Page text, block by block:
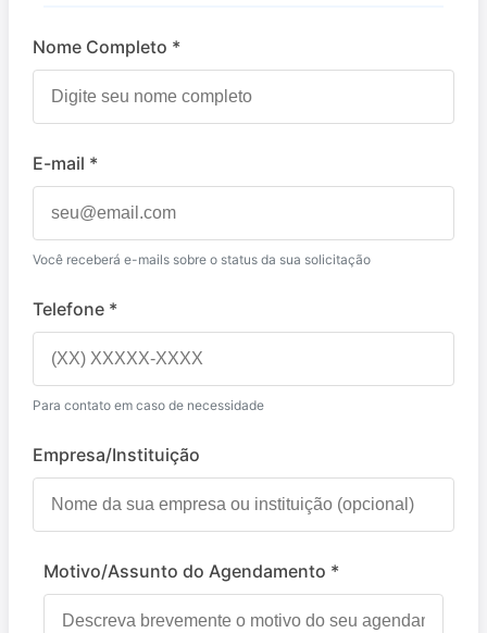
Nome Completo *
E-mail *
Você receberá e-mails sobre o status da sua solicitação
Telefone *
Para contato em caso de necessidade
Empresa/Instituição
Motivo/Assunto do Agendamento *